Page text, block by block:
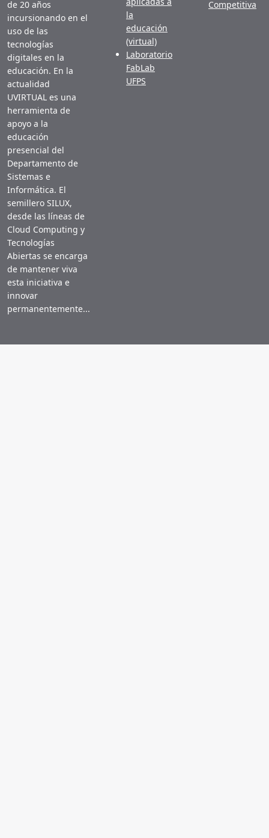
de 20 años
incursionando en el
uso de las
tecnologías
digitales en la
educación. En la
actualidad
UVIRTUAL es una
herramienta de
apoyo a la
educación
presencial del
Departamento de
Sistemas e
Informática. El
semillero SILUX,
desde las líneas de
Cloud Computing y
Tecnologías
Abiertas se encarga
de mantener viva
esta iniciativa e
innovar
permanentemente...
la
educación
(virtual)
Laboratorio
FabLab
UFPS
Competitiva